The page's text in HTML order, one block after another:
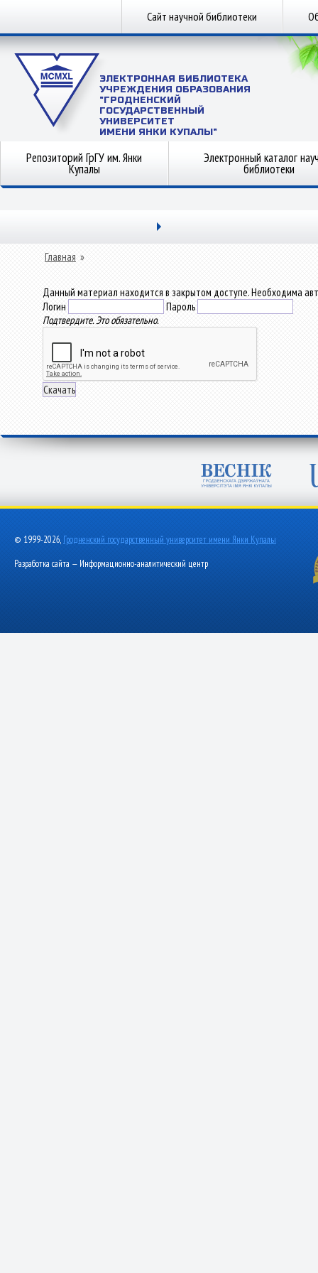
Сайт научной библиотеки
ЭЛЕКТРОННАЯ БИБЛИОТЕКА
УЧРЕЖДЕНИЯ ОБРАЗОВАНИЯ
"ГРОДНЕНСКИЙ
ГОСУДАРСТВЕННЫЙ
УНИВЕРСИТЕТ
ИМЕНИ ЯНКИ КУПАЛЫ"
Репозиторий ГрГУ им. Янки
Купалы
Электронный каталог
библиотеки
Главная »
Данный материал находится в закрытом доступе. Необходима
Логин
Пароль
Подтвердите. Это обязательно.
© 1999-2026, Гродненский государственный университет имени Янки Купалы
Разработка сайта — Информационно-аналитический центр